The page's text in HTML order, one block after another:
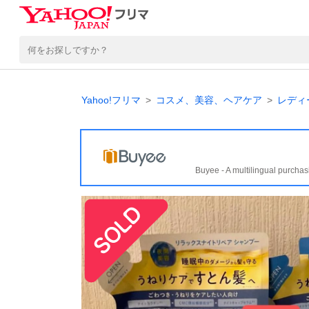
Yahoo!フリマ コスメ、美容、ヘアケア レデ
Buyee - A multilingual